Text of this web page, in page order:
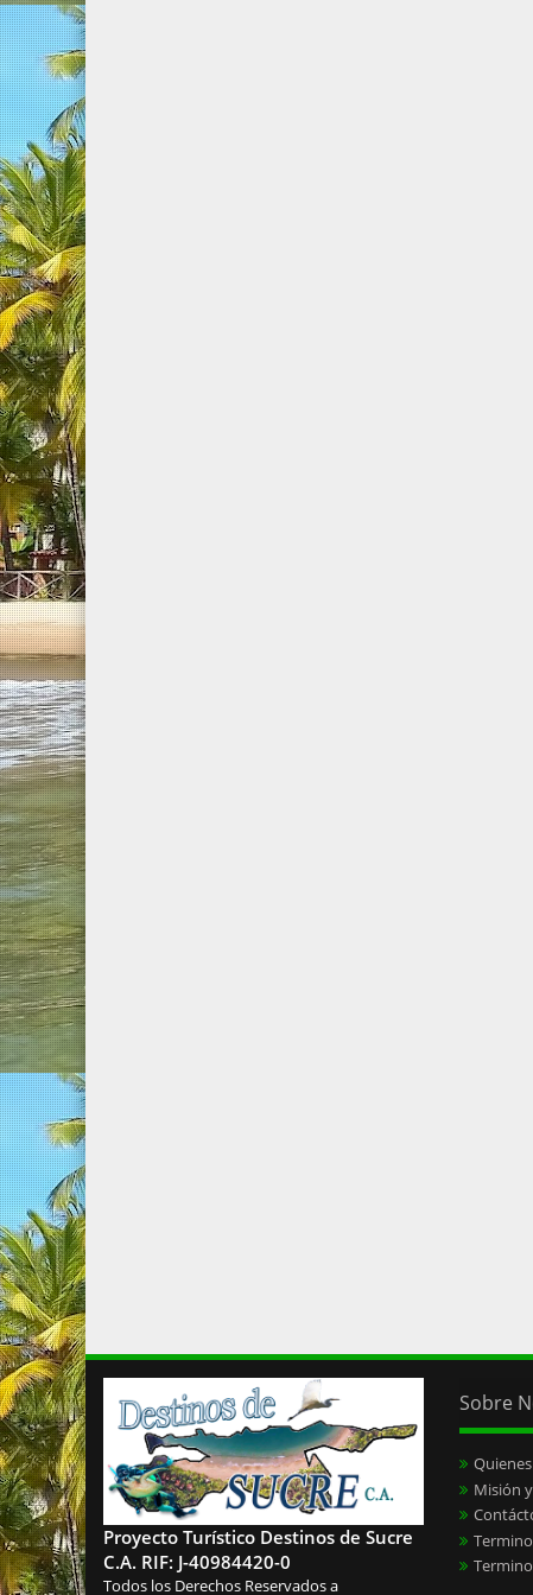
Proyecto Turístico Destinos de Sucre
C.A. RIF: J-40984420-0
Todos los Derechos Reservados a
Sobre
Misión